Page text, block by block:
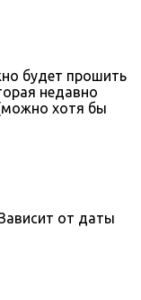
будет прошить
недавно
хотя бы
от даты